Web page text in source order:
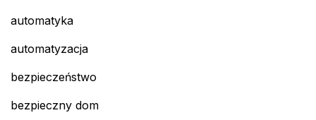
automatyka
automatyzacja
bezpieczeństwo
bezpieczny dom